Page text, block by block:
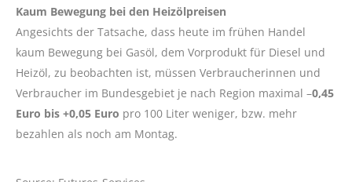
Kaum Bewegung bei den Heizölpreisen
Angesichts der Tatsache, dass heute im frühen Handel
kaum Bewegung bei Gasöl, dem Vorprodukt für Diesel und
Heizöl, zu beobachten ist, müssen Verbraucherinnen und
Verbraucher im Bundesgebiet je nach Region maximal –0,45
Euro bis +0,05 Euro pro 100 Liter weniger, bzw. mehr
bezahlen als noch am Montag.